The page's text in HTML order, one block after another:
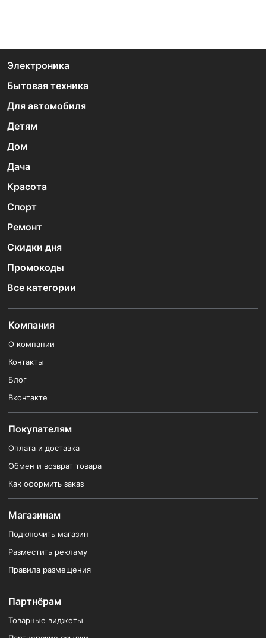
Электроника
Бытовая техника
Для автомобиля
Детям
Дом
Дача
Красота
Спорт
Ремонт
Скидки дня
Промокоды
Все категории
Компания
О компании
Контакты
Блог
Вконтакте
Покупателям
Оплата и доставка
Обмен и возврат товара
Как оформить заказ
Магазинам
Подключить магазин
Разместить рекламу
Правила размещения
Партнёрам
Товарные виджеты